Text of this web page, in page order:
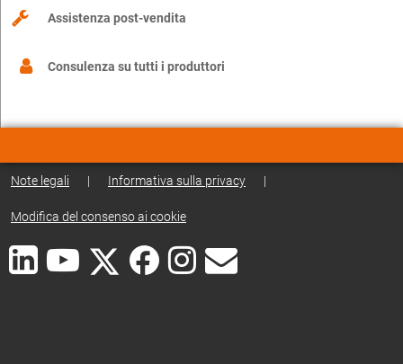
Assistenza post-vendita
Consulenza su tutti i produttori
Note legali | Informativa sulla privacy |
Modifica del consenso ai cookie